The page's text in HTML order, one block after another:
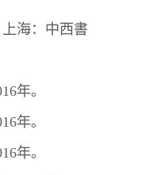
海：中西書
年。
年。
年。